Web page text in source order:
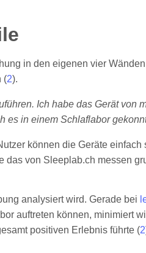
in den eigenen vier
(2).
Ich habe das Gerät von
es in einem Schlaflabor
können die Geräte
von Sleeplab.ch messen
analysiert wird. Gerade bei
auftreten können, minimiert
positiven Erlebnis führte (2